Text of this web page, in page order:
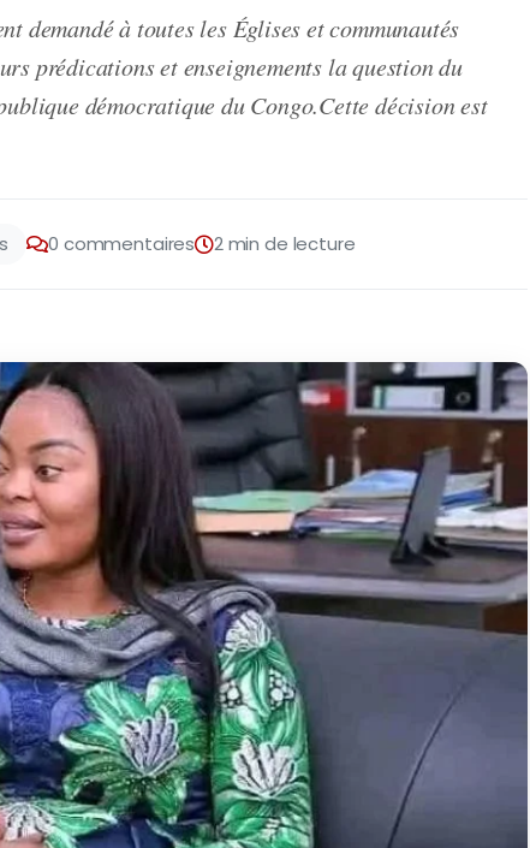
demandé à toutes les Églises et communautés
prédications et enseignements la question du
démocratique du Congo.Cette décision est
0 commentaires 2 min de lecture